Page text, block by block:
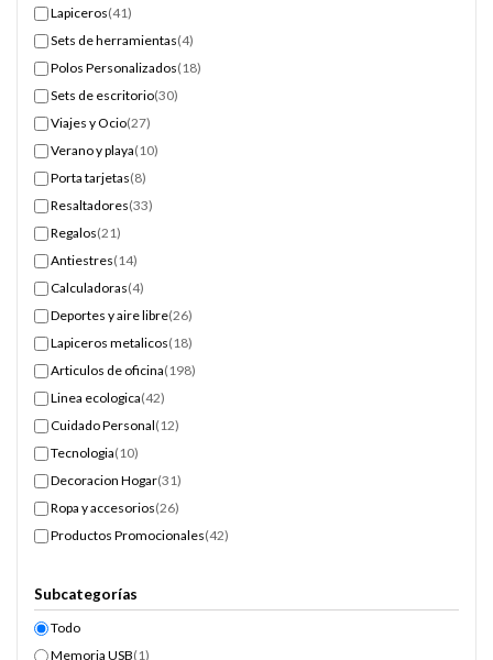
Lapiceros(41)
Sets de herramientas(4)
Polos Personalizados(18)
Sets de escritorio(30)
Viajes y Ocio(27)
Verano y playa(10)
Porta tarjetas(8)
Resaltadores(33)
Regalos(21)
Antiestres(14)
Calculadoras(4)
Deportes y aire libre(26)
Lapiceros metalicos(18)
Articulos de oficina(198)
Linea ecologica(42)
Cuidado Personal(12)
Tecnologia(10)
Decoracion Hogar(31)
Ropa y accesorios(26)
Productos Promocionales(42)
Subcategorías
Todo
Memoria USB(1)